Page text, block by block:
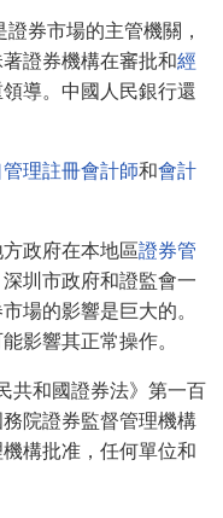
券市場的主管機關，
著證券機構在審批和經
導。中國人民銀行還
理註冊會計師和會計
政府在本地區證券管
圳市政府和證監會一
場的影響是巨大的。
影響其正常操作。
和國證券法》第一百
院證券監督管理機構
構批准，任何單位和